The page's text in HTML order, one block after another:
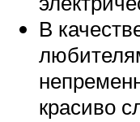
В
красиво